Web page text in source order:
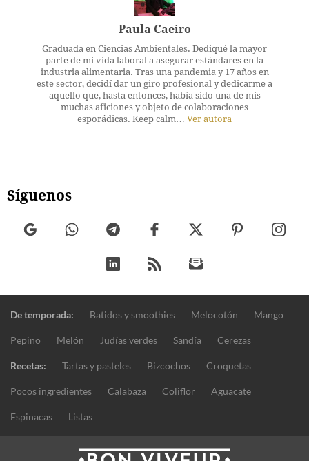
Paula Caeiro
Graduada en Ciencias Ambientales. Dediqué la mayor
parte de mi vida laboral a asegurar estándares en la
industria alimentaria. Tras una pandemia y 17 años en
este sector, decidí dar un giro profesional y dedicarme a
aquello que, hasta entonces, había sido una de mis
muchas aficiones y objeto de colaboraciones
esporádicas. Keep calm… Ver autora
Síguenos
De temporada: Batidos y smoothies Melocotón Mango
Pepino Melón Judías verdes Sandía Cerezas
Recetas: Tartas y pasteles Bizcochos Croquetas
Pocos ingredientes Calabaza Coliflor Aguacate
Espinacas Listas